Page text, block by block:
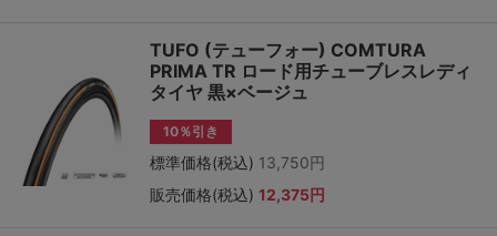
TUFO (テューフォー) COMTURA
PRIMA TR ロード用チューブレスレディ
タイヤ 黒×ベージュ
10％引き
標準価格(税込) 13,750円
販売価格(税込) 12,375円